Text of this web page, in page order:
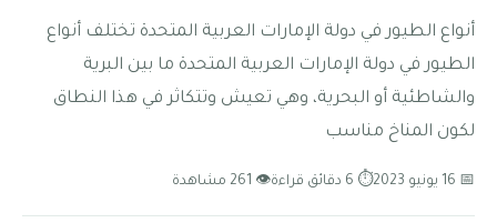
أنواع الطيور في دولة الإمارات العربية المتحدة تختلف أنواع
الطيور في دولة الإمارات العربية المتحدة ما بين البرية
والشاطئية أو البحرية، وهي تعيش وتتكاثر في هذا النطاق
لكون المناخ مناسب
📅 16 يونيو 2023 ⏱ 6 دقائق قراءة 👁 261 مشاهدة